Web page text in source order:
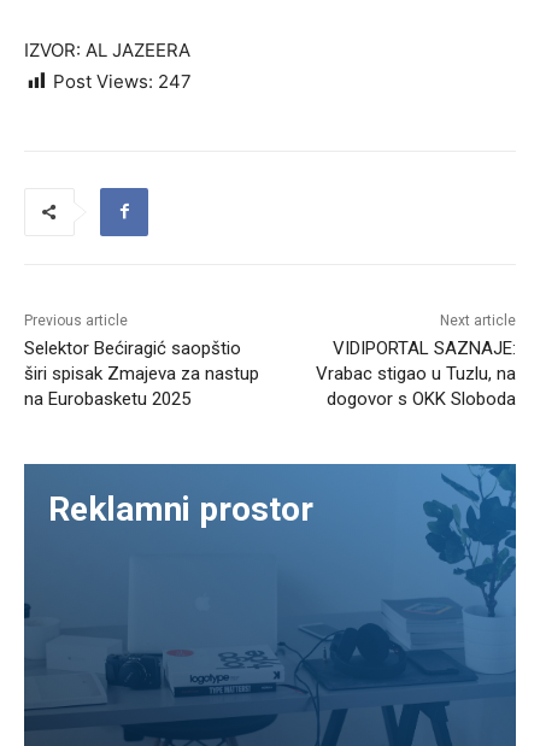
IZVOR: AL JAZEERA
Post Views: 247
Previous article
Selektor Bećiragić saopštio
širi spisak Zmajeva za nastup
na Eurobasketu 2025
Next article
VIDIPORTAL SAZNAJE:
Vrabac stigao u Tuzlu, na
dogovor s OKK Sloboda
Reklamni prostor